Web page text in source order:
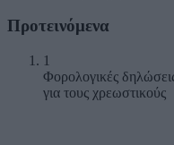
Προτεινόμενα
1
Φορολογικές
για τους χρεωστικούς